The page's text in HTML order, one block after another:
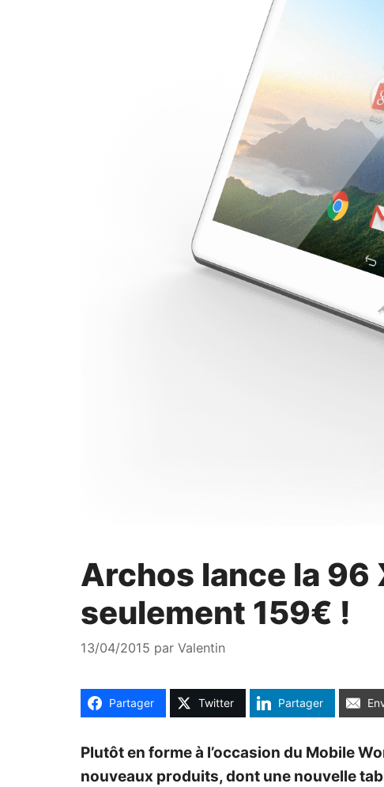
Archos lance la 96
seulement 159€ !
13/04/2015 par Valentin
Partager Twitter Partager
Plutôt en forme à l’occasion du Mobile
nouveaux produits, dont une nouvelle